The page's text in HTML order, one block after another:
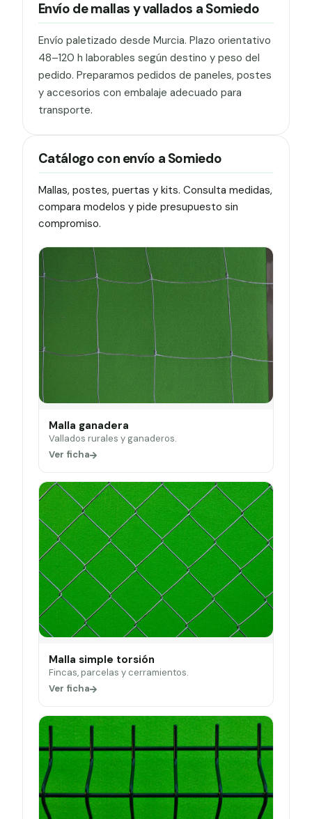
Envío de mallas y vallados a Somiedo
Envío paletizado desde Murcia. Plazo orientativo
48–120 h laborables según destino y peso del
pedido. Preparamos pedidos de paneles, postes
y accesorios con embalaje adecuado para
transporte.
Catálogo con envío a Somiedo
Mallas, postes, puertas y kits. Consulta medidas,
compara modelos y pide presupuesto sin
compromiso.
Malla ganadera
Vallados rurales y ganaderos.
Ver ficha
Malla simple torsión
Fincas, parcelas y cerramientos.
Ver ficha